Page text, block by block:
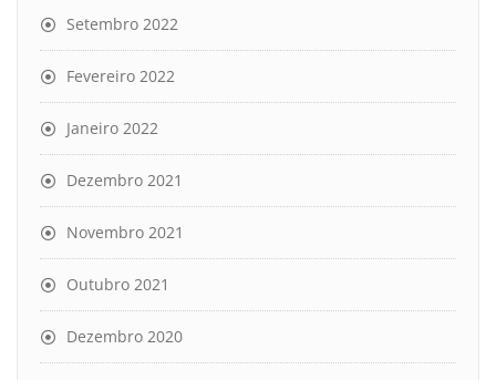
Setembro 2022
Fevereiro 2022
Janeiro 2022
Dezembro 2021
Novembro 2021
Outubro 2021
Dezembro 2020